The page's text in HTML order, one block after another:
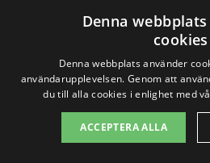
Sök efter en
professionell
stambyte i
nära
Denna
cookies
Denna webbplats använder
användarupplevelsen. Genom att
du till alla cookies i enlighet med
ACCEPTERA ALLA